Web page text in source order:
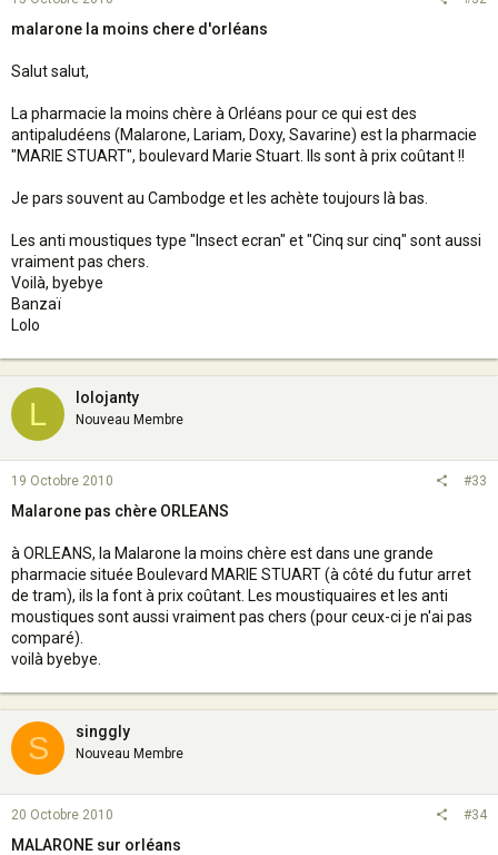
malarone la moins chere d'orléans
Salut salut,
La pharmacie la moins chère à Orléans pour ce qui est des
antipaludéens (Malarone, Lariam, Doxy, Savarine) est la pharmacie
"MARIE STUART", boulevard Marie Stuart. Ils sont à prix coûtant !!
Je pars souvent au Cambodge et les achète toujours là bas.
Les anti moustiques type "Insect ecran" et "Cinq sur cinq" sont aussi
vraiment pas chers.
Voilà, byebye
Banzaï
Lolo
L lolojanty
Nouveau Membre
19 Octobre 2010 #33
Malarone pas chère ORLEANS
à ORLEANS, la Malarone la moins chère est dans une grande
pharmacie située Boulevard MARIE STUART (à côté du futur arret
de tram), ils la font à prix coûtant. Les moustiquaires et les anti
moustiques sont aussi vraiment pas chers (pour ceux-ci je n'ai pas
comparé).
voilà byebye.
S singgly
Nouveau Membre
20 Octobre 2010 #34
MALARONE sur orléans